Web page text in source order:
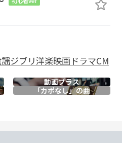
ジブリ洋楽映画ドラマCM
動画プラス
「カポなし」の曲